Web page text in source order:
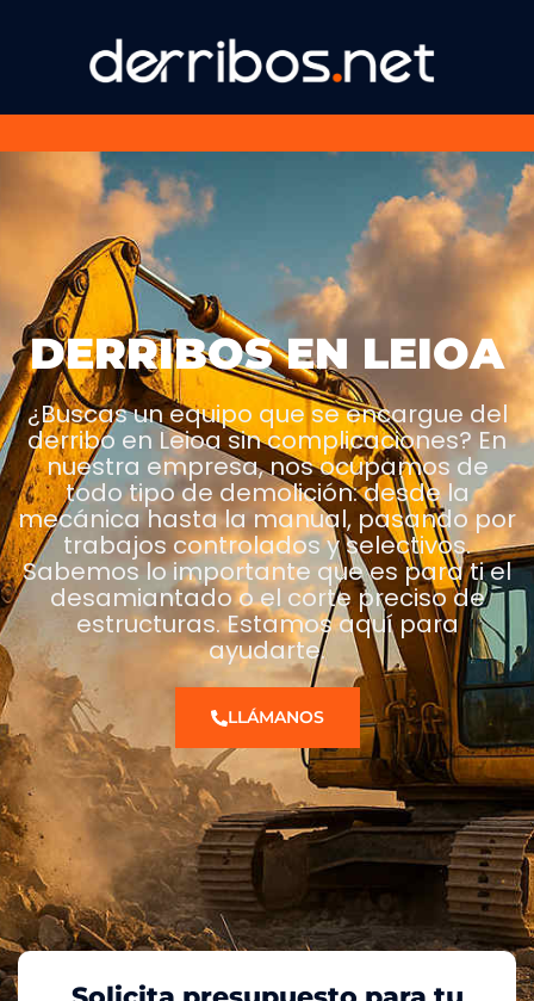
DERRIBOS EN LEIOA
¿Buscas un equipo que se encargue del
derribo en Leioa sin complicaciones? En
nuestra empresa, nos ocupamos de
todo tipo de demolición: desde la
mecánica hasta la manual, pasando por
trabajos controlados y selectivos.
Sabemos lo importante que es para ti el
desamiantado o el corte preciso de
estructuras. Estamos aquí para
ayudarte.
LLÁMANOS